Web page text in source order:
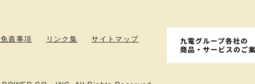
責事項 リンク集 サイトマップ